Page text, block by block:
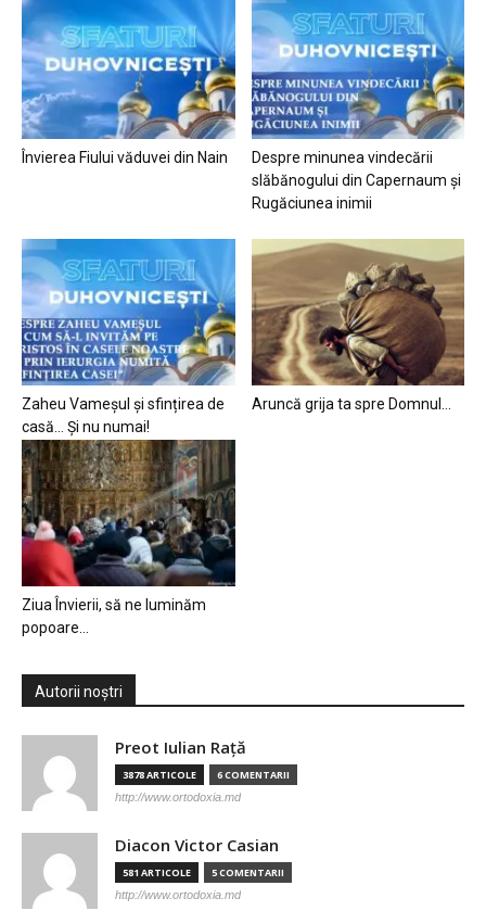
Învierea Fiului văduvei din Nain
Despre minunea vindecării
slăbănogului din Capernaum și
Rugăciunea inimii
Zaheu Vameșul și sfințirea de
casă… Și nu numai!
Aruncă grija ta spre Domnul…
Ziua Învierii, să ne luminăm
popoare…
Autorii noștri
Preot Iulian Raţă
3878 ARTICOLE 6 COMENTARII
http://www.ortodoxia.md
Diacon Victor Casian
581 ARTICOLE 5 COMENTARII
http://www.ortodoxia.md